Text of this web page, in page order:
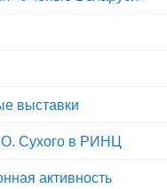
выставки
Сухого в РИНЦ
активность